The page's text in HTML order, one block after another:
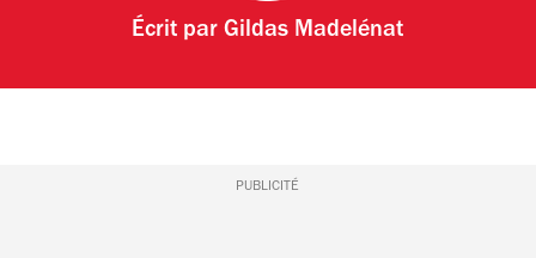
Écrit parGildas Madelénat
PUBLICITÉ